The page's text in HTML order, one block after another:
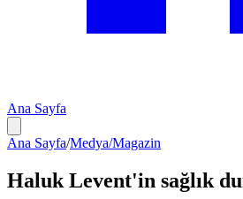
Ana Sayfa
Ana Sayfa/Medya/Magazin
Haluk Levent'in sağlık